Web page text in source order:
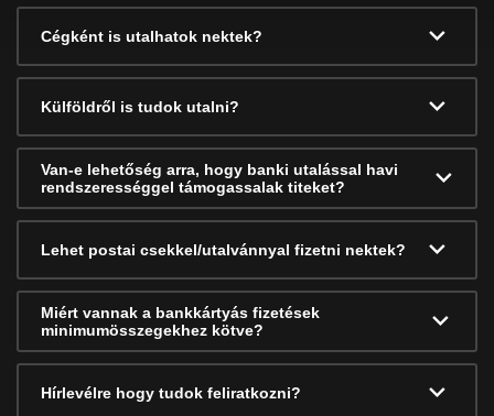
Cégként is utalhatok nektek?
Külföldről is tudok utalni?
Van-e lehetőség arra, hogy banki utalással havi
rendszerességgel támogassalak titeket?
Lehet postai csekkel/utalvánnyal fizetni nektek?
Miért vannak a bankkártyás fizetések
minimumösszegekhez kötve?
Hírlevélre hogy tudok feliratkozni?